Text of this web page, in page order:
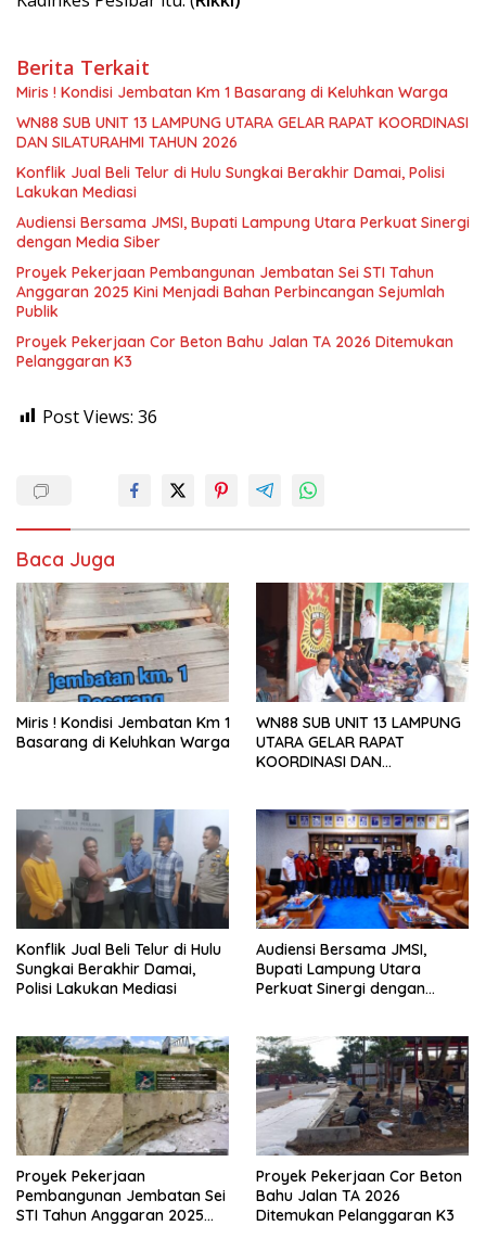
Berita Terkait
Miris ! Kondisi Jembatan Km 1 Basarang di Keluhkan Warga
WN88 SUB UNIT 13 LAMPUNG UTARA GELAR RAPAT KOORDINASI
DAN SILATURAHMI TAHUN 2026
Konflik Jual Beli Telur di Hulu Sungkai Berakhir Damai, Polisi
Lakukan Mediasi
Audiensi Bersama JMSI, Bupati Lampung Utara Perkuat Sinergi
dengan Media Siber
Proyek Pekerjaan Pembangunan Jembatan Sei STI Tahun
Anggaran 2025 Kini Menjadi Bahan Perbincangan Sejumlah
Publik
Proyek Pekerjaan Cor Beton Bahu Jalan TA 2026 Ditemukan
Pelanggaran K3
Post Views: 36
Baca Juga
Miris ! Kondisi Jembatan Km 1
Basarang di Keluhkan Warga
WN88 SUB UNIT 13 LAMPUNG
UTARA GELAR RAPAT
KOORDINASI DAN
Konflik Jual Beli Telur di Hulu
Sungkai Berakhir Damai,
Polisi Lakukan Mediasi
Audiensi Bersama JMSI,
Bupati Lampung Utara
Perkuat Sinergi dengan
Proyek Pekerjaan
Pembangunan Jembatan Sei
STI Tahun Anggaran 2025
Proyek Pekerjaan Cor Beton
Bahu Jalan TA 2026
Ditemukan Pelanggaran K3